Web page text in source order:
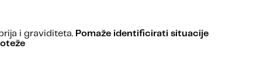
i graviditeta. Pomaže identificirati situacije